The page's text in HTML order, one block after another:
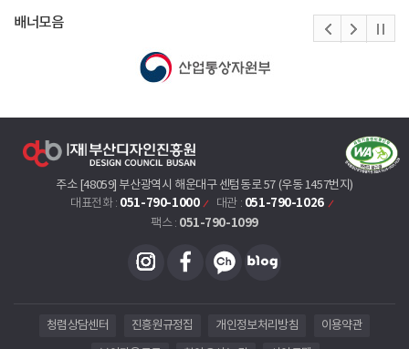
배너모음
주소 [48059] 부산광역시 해운대구 센텀동로 57 (우동 1457번지)
대표전화 : 051-790-1000 대관 : 051-790-1026
팩스 : 051-790-1099
청렴상담센터 진흥원규정집 개인정보처리방침 이용약관